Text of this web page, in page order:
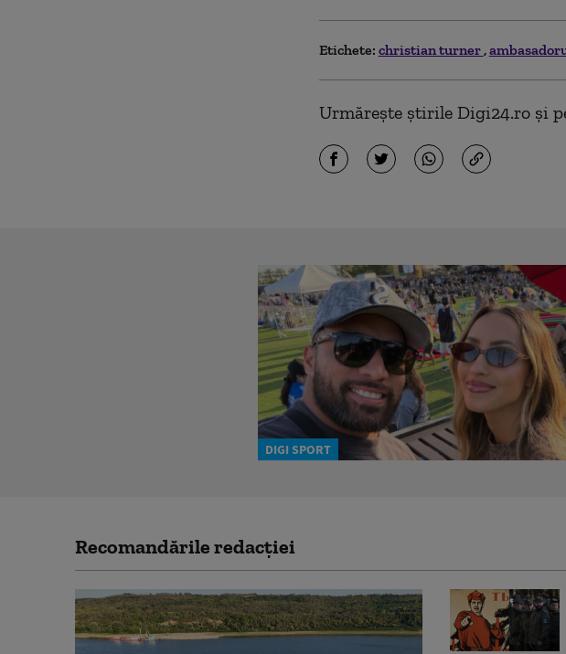
Etichete: christian turner
Urmărește știrile Digi24.ro și
DIGI SPORT
Recomandările redacţiei